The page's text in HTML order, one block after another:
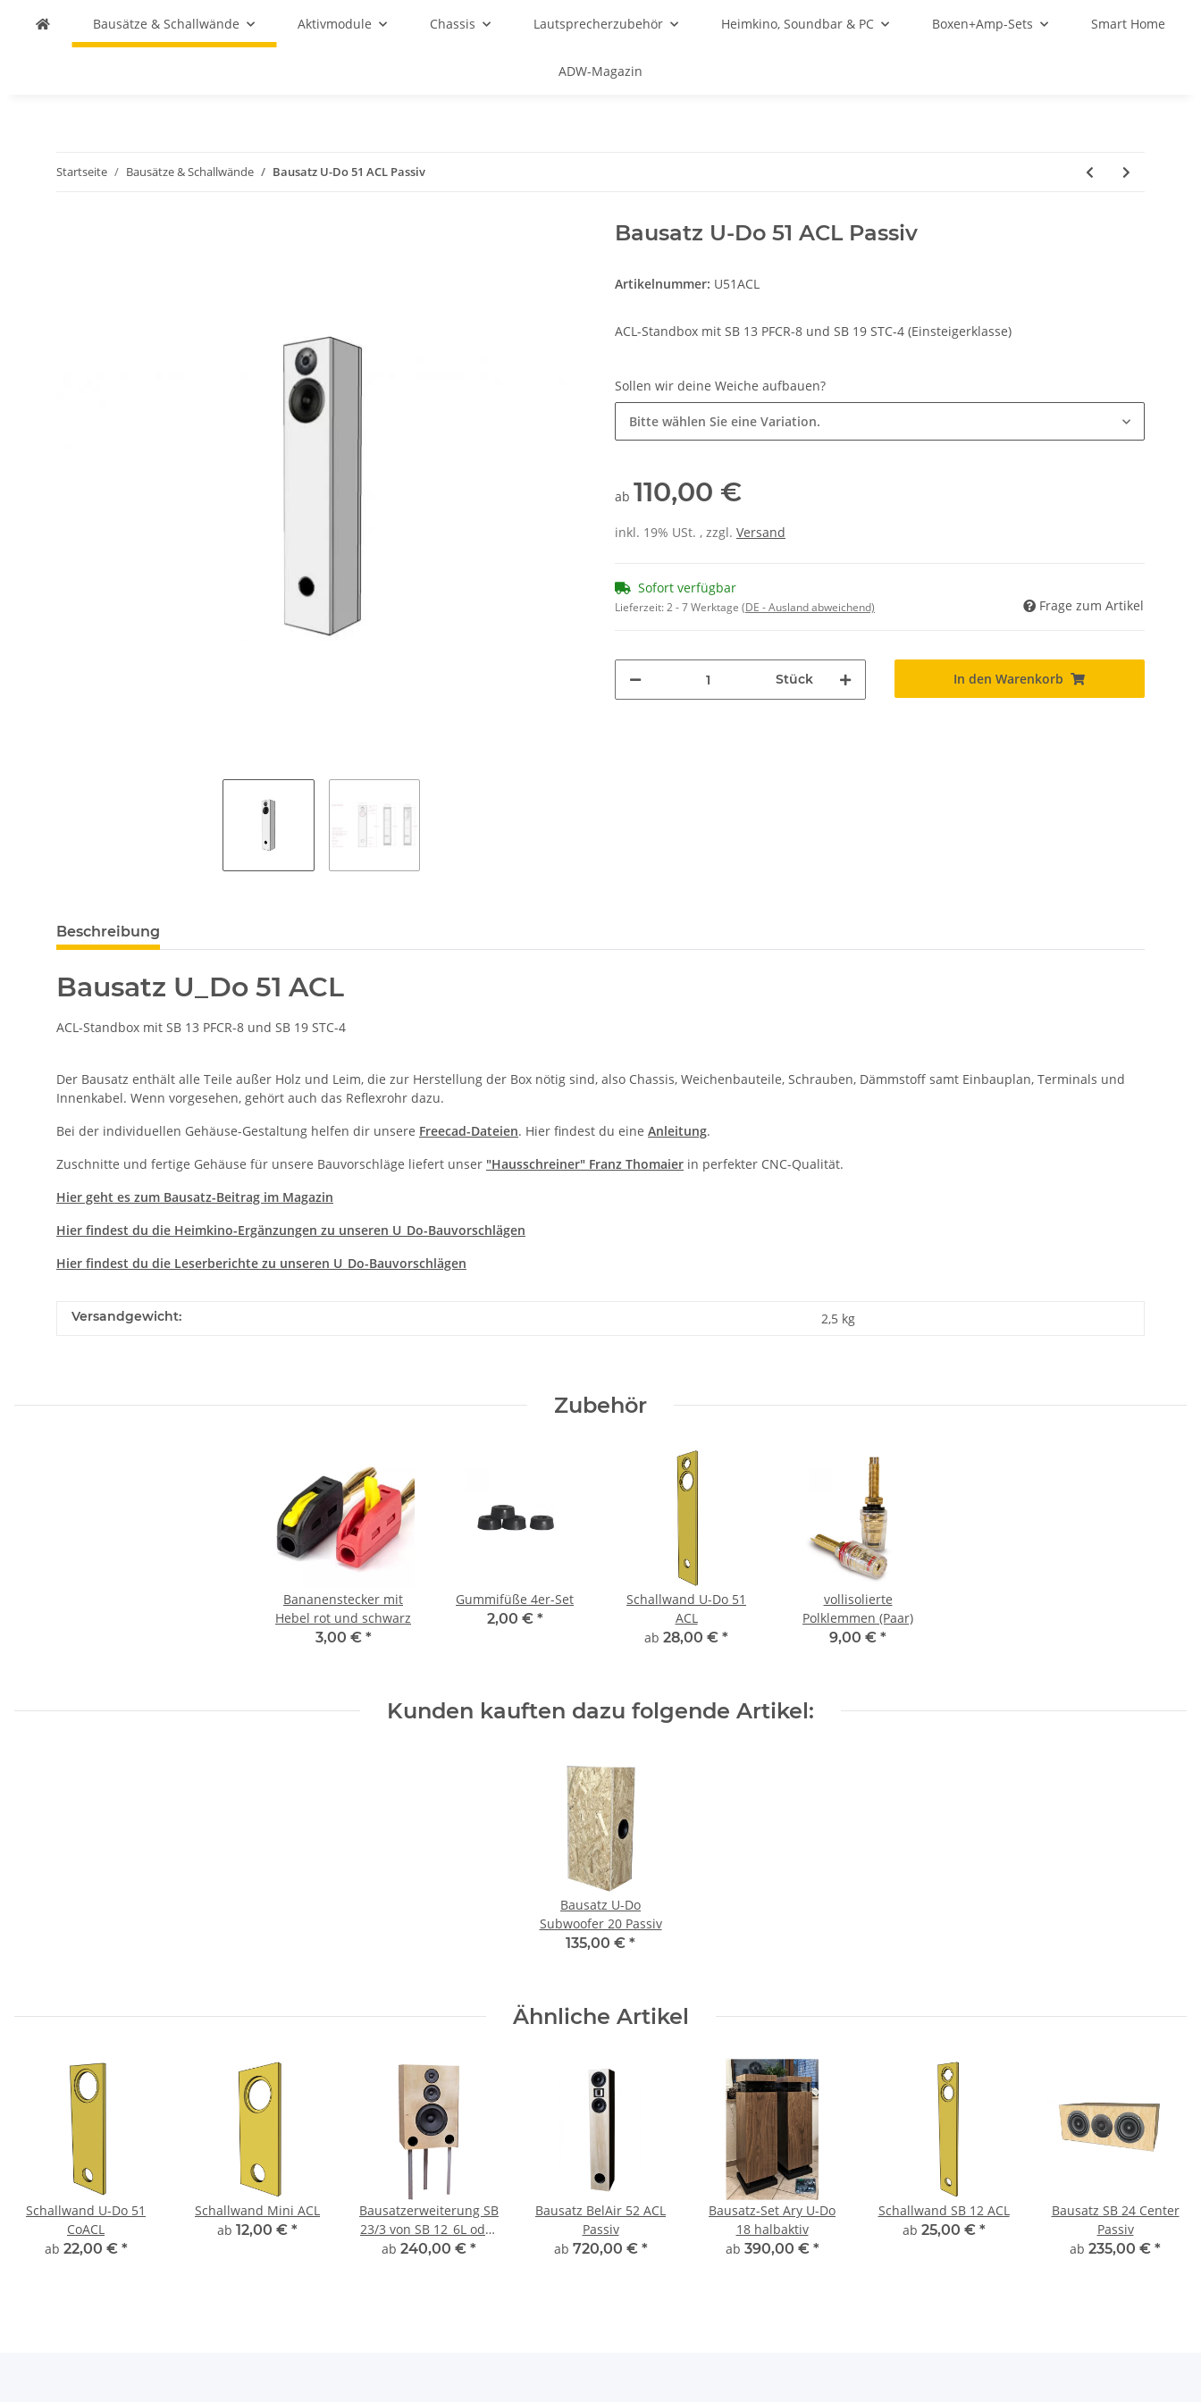
Bausätze & Schallwände Aktivmodule Chassis Lautsprecherzubehör Heimkino, Soundbar & PC Boxen+Amp-Sets Smart Home
ADW-Magazin
Startseite Bausätze & Schallwände Bausatz U-Do 51 ACL Passiv
Bausatz U-Do 51 ACL Passiv
Artikelnummer: U51ACL
ACL-Standbox mit SB 13 PFCR-8 und SB 19 STC-4 (Einsteigerklasse)
Sollen wir deine Weiche aufbauen?
Bitte wählen Sie eine Variation.
ab 110,00 €
inkl. 19% USt. , zzgl. Versand
Sofort verfügbar
Lieferzeit:2 - 7 Werktage (DE - Ausland abweichend) Frage zum Artikel
Stück In den Warenkorb
Beschreibung
Bausatz U_Do 51 ACL
ACL-Standbox mit SB 13 PFCR-8 und SB 19 STC-4
Der Bausatz enthält alle Teile außer Holz und Leim, die zur Herstellung der Box nötig sind, also Chassis, Weichenbauteile, Schrauben, Dämmstoff samt Einbauplan, Terminals und
Innenkabel. Wenn vorgesehen, gehört auch das Reflexrohr dazu.
Bei der individuellen Gehäuse-Gestaltung helfen dir unsere Freecad-Dateien. Hier findest du eine Anleitung.
Zuschnitte und fertige Gehäuse für unsere Bauvorschläge liefert unser "Hausschreiner" Franz Thomaier in perfekter CNC-Qualität.
Hier geht es zum Bausatz-Beitrag im Magazin
Hier findest du die Heimkino-Ergänzungen zu unseren U_Do-Bauvorschlägen
Hier findest du die Leserberichte zu unseren U_Do-Bauvorschlägen
Versandgewicht: 2,5 kg
Zubehör
Bananenstecker mit
Hebel rot und schwarz
3,00 € *
Gummifüße 4er-Set
2,00 € *
Schallwand U-Do 51
ACL
ab 28,00 € *
vollisolierte
Polklemmen (Paar)
9,00 € *
Kunden kauften dazu folgende Artikel:
Bausatz U-Do
Subwoofer 20 Passiv
135,00 € *
Ähnliche Artikel
Schallwand U-Do 51
CoACL
ab 22,00 € *
Schallwand Mini ACL
ab 12,00 € *
Bausatzerweiterung SB
23/3 von SB 12_6L oder
ACL Passiv
ab 240,00 € *
Bausatz BelAir 52 ACL
Passiv
ab 720,00 € *
Bausatz-Set Ary U-Do
18 halbaktiv
ab 390,00 € *
Schallwand SB 12 ACL
ab 25,00 € *
Bausatz SB 24 Center
Passiv
ab 235,00 € *